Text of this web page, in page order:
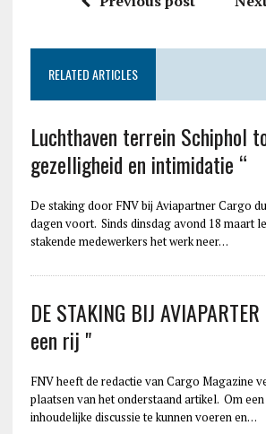
RELATED ARTICLES
Luchthaven terrein Schiphol
gezelligheid en intimidatie “
De staking door FNV bij Aviapartner Cargo
dagen voort. Sinds dinsdag avond 18 maart
stakende medewerkers het werk neer…
DE STAKING BIJ
een rij "
FNV heeft de redactie van Cargo Magazine
plaatsen van het onderstaand artikel. Om
inhoudelijke discussie te kunnen voeren en…